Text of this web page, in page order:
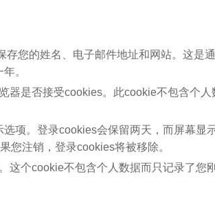
您的姓名、电子邮件地址和网站。这是
。
器是否接受cookies。此cookie不包含个人
项。登录cookies会保留两天，而屏幕显
您注销，登录cookies将被移除。
这个cookie不包含个人数据而只记录了您